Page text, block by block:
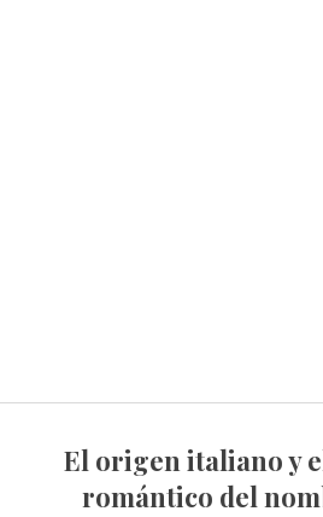
El origen italiano y el significado
romántico del